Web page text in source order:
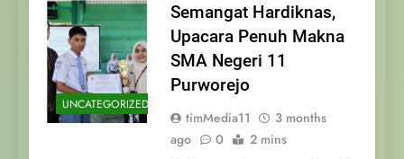
UNCATEGORIZED
Semangat Hardiknas,
Upacara Penuh Makna
SMA Negeri 11
Purworejo
timMedia11
3 months
ago
0 2 mins